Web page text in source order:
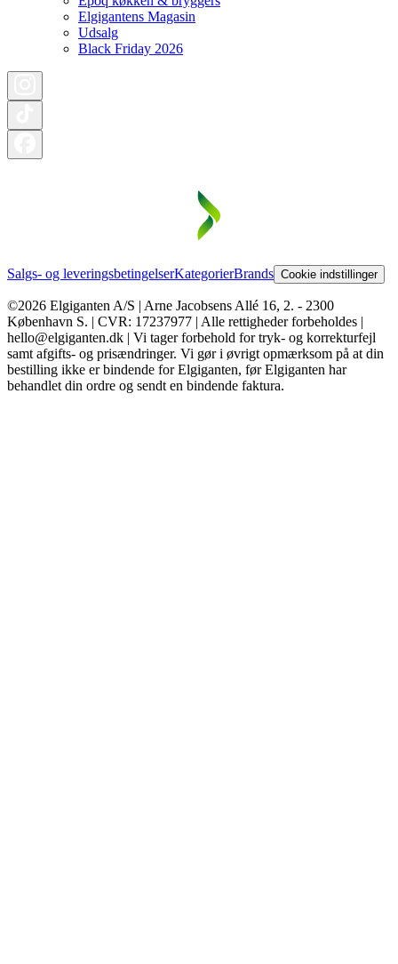
Elgigantens Magasin
Udsalg
Black Friday 2026
Salgs- og leveringsbetingelserKategorierBrands Cookie indstillinger
©2026 Elgiganten A/S | Arne Jacobsens Allé 16, 2. - 2300
København S. | CVR: 17237977 | Alle rettigheder forbeholdes |
hello@elgiganten.dk | Vi tager forbehold for tryk- og korrekturfejl
samt afgifts- og prisændringer. Vi gør i øvrigt opmærksom på at din
bestilling ikke er bindende for Elgiganten, før Elgiganten har
behandlet din ordre og sendt en bindende faktura.